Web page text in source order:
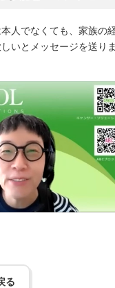
人でなくても、家族の
いとメッセージを送り
る